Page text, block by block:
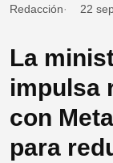
Redacción 22
La
impulsa
con
para